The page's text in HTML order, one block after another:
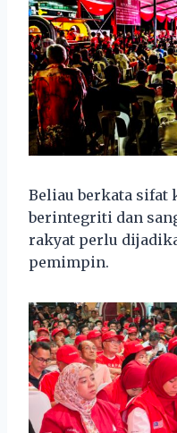
Beliau berkata sifat
berintegriti dan
rakyat perlu
pemimpin.